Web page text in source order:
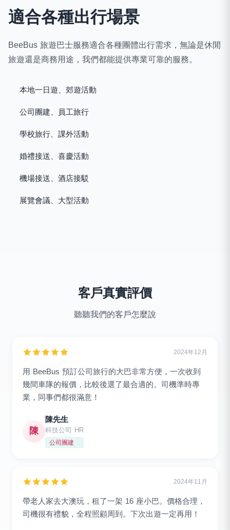
適合各種出行場景
BeeBus 旅遊巴士服務適合各種團體出行需求，無論是休閒
旅遊還是商務用途，我們都能提供專業可靠的服務。
本地一日遊、郊遊活動
公司團建、員工旅行
學校旅行、課外活動
婚禮接送、喜慶活動
機場接送、酒店接駁
展覽會議、大型活動
客戶真實評價
聽聽我們的客戶怎麼說
用 BeeBus 預訂公司旅行的大巴非常方便，一次收到
幾間車隊的報價，比較後選了最合適的。司機準時專
業，同事們都很滿意！
陳
陳先生
科技公司 HR
公司團建
2024年12月
帶老人家去大澳玩，租了一架 16 座小巴。價格合理，
司機很有禮貌，全程照顧周到。下次出遊一定再用！
2024年11月